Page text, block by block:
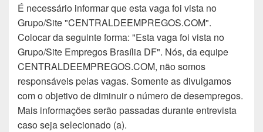
É necessário informar que esta vaga foi vista no
Grupo/Site "CENTRALDEEMPREGOS.COM".
Colocar da seguinte forma: "Esta vaga foi vista no
Grupo/Site Empregos Brasília DF". Nós, da equipe
CENTRALDEEMPREGOS.COM, não somos
responsáveis pelas vagas. Somente as divulgamos
com o objetivo de diminuir o número de desempregos.
Mais informações serão passadas durante entrevista
caso seja selecionado (a).